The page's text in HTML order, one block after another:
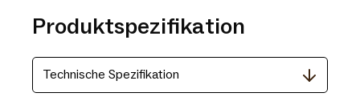
Produktspezifikation
Technische Spezifikation